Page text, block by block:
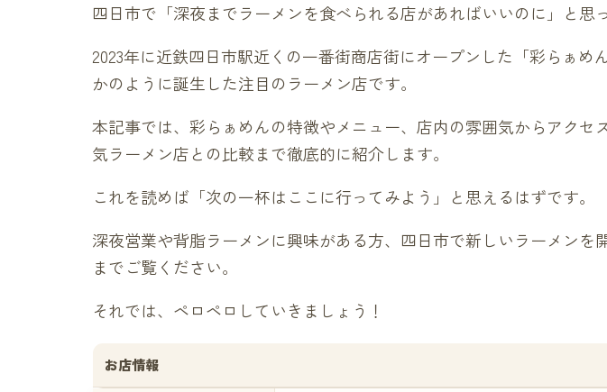
四日市で「深夜までラーメンを食べられる店があればいいのに」と思
2023年に近鉄四日市駅近くの一番街商店街にオープンした「彩らぁめ
かのように誕生した注目のラーメン店です。
本記事では、彩らぁめんの特徴やメニュー、店内の雰囲気からアクセ
気ラーメン店との比較まで徹底的に紹介します。
これを読めば「次の一杯はここに行ってみよう」と思えるはずです。
深夜営業や背脂ラーメンに興味がある方、四日市で新しいラーメンを
までご覧ください。
それでは、ペロペロしていきましょう！
お店情報